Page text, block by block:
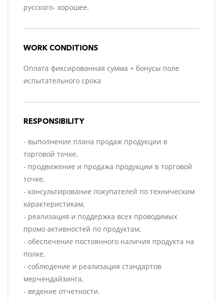
русского- хорошее.
WORK CONDITIONS
Оплата фиксированная сумма + бонусы поле
испытательного срока
RESPONSIBILITY
- выполнение плана продаж продукции в
торговой точке,
- продвижение и продажа продукции в торговой
точке,
- консультирование покупателей по техническим
характеристикам,
- реализация и поддержка всех проводимых
промо активностей по продуктам,
- обеспечение постоянного наличия продукта на
полке,
- соблюдение и реализация стандартов
мерчендайзинга,
- ведение отчетности.